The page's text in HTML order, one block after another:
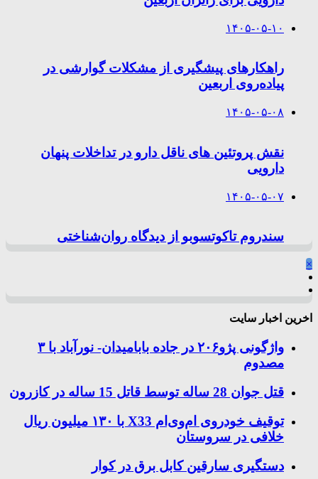
۱۴۰۵-۰۵-۱۰
راهکارهای پیشگیری از مشکلات گوارشی در
پیاده‌روی اربعین
۱۴۰۵-۰۵-۰۸
نقش پروتئین های ناقل دارو در تداخلات پنهان
دارویی
۱۴۰۵-۰۵-۰۷
سندروم تاکوتسوبو از دیدگاه روان‌شناختی
×
اخرین اخبار سایت
واژگونی پژو۲۰۶ در جاده بابامیدان- نورآباد با ۳
مصدوم
قتل جوان 28 ساله توسط قاتل 15 ساله در کازرون
توقیف خودروی ام‌وی‌ام X33 با ۱۳۰ میلیون ریال
خلافی در سروستان
دستگیری سارقین کابل برق در کوار